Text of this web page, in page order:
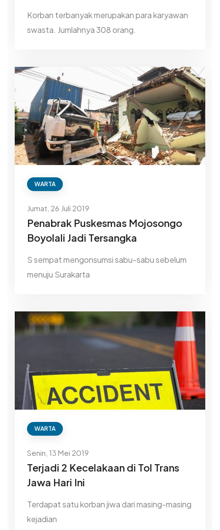
Korban terbanyak merupakan para karyawan
swasta. Jumlahnya 308 orang.
WARTA
Jumat, 26 Juli 2019
Penabrak Puskesmas Mojosongo
Boyolali Jadi Tersangka
S sempat mengonsumsi sabu-sabu sebelum
menuju Surakarta
WARTA
Senin, 13 Mei 2019
Terjadi 2 Kecelakaan di Tol Trans
Jawa Hari Ini
Terdapat satu korban jiwa dari masing-masing
kejadian